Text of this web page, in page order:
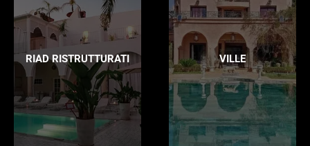
RIAD RISTRUTTURATI VILLE